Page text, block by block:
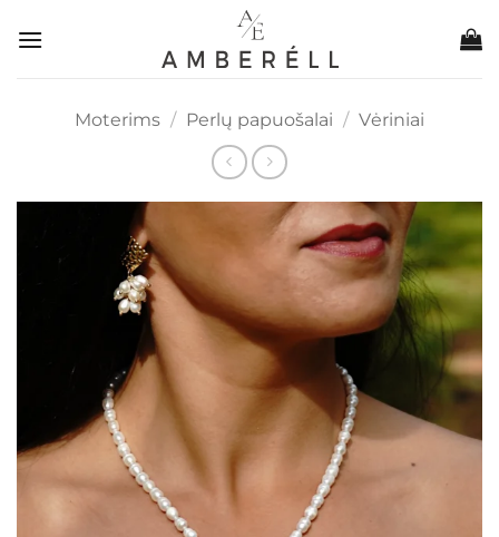
Moterims / Perlų papuošalai / Vėriniai